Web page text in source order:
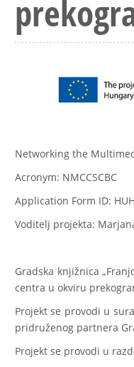
Networking the
Acronym: NMCCSCBC
Application Form ID:
Voditelj projekta:
Gradska knjižnica
centra u okviru
Projekt se provodi u
pridruženog partnera
Projekt se provodi u